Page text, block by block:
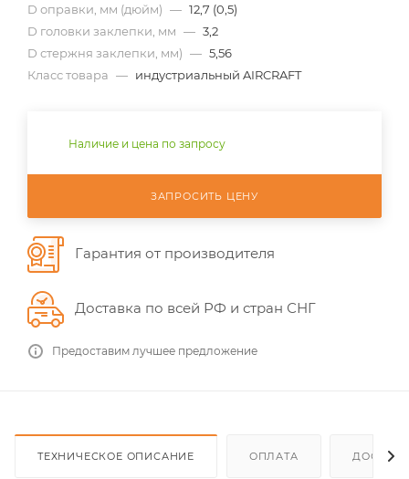
D оправки, мм (дюйм) — 12,7 (0,5)
D головки заклепки, мм — 3,2
D стержня заклепки, мм) — 5,56
Класс товара — индустриальный AIRCRAFT
Наличие и цена по запросу
ЗАПРОСИТЬ ЦЕНУ
Гарантия от производителя
Доставка по всей РФ и стран СНГ
Предоставим лучшее предложение
ТЕХНИЧЕСКОЕ ОПИСАНИЕ ОПЛАТА